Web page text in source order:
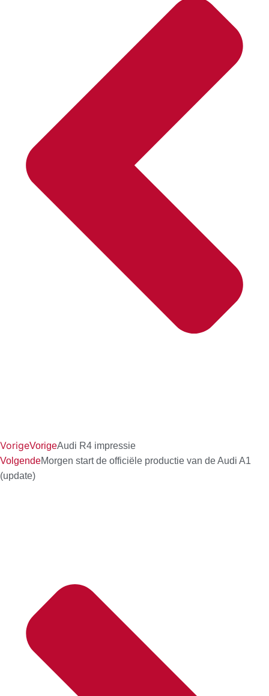
VorigeVorigeAudi R4 impressie
VolgendeMorgen start de officiële productie van de Audi A1
(update)